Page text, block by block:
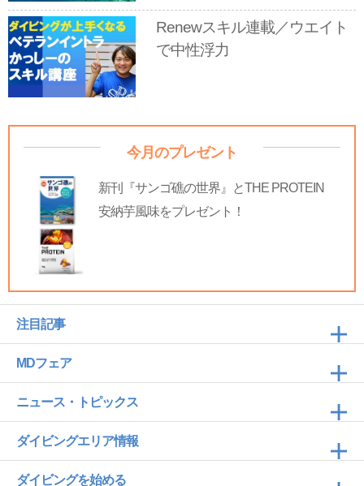
Renewスキル連載／ウエイト
で中性浮力
今月のプレゼント
新刊『サンゴ礁の世界』とTHE PROTEIN
安納芋風味をプレゼント！
注目記事
MDフェア
ニュース・トピックス
ダイビングエリア情報
ダイビングを始める